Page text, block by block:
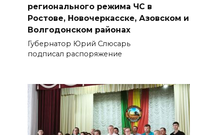
регионального режима ЧС в
Ростове, Новочеркасске, Азовском и
Волгодонском районах
Губернатор Юрий Слюсарь
подписал распоряжение